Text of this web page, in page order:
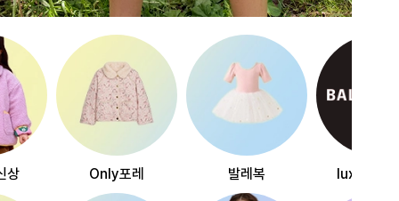
상 Only포레 발레복